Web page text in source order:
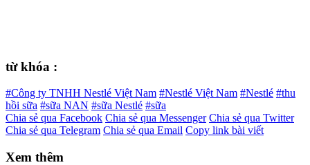
từ khóa :
#Công ty TNHH Nestlé Việt Nam #Nestlé Việt Nam #Nestlé #thu
hồi sữa #sữa NAN #sữa Nestlé #sữa
Chia sẻ qua Facebook Chia sẻ qua Messenger Chia sẻ qua Twitter
Chia sẻ qua Telegram Chia sẻ qua Email Copy link bài viết
Xem thêm